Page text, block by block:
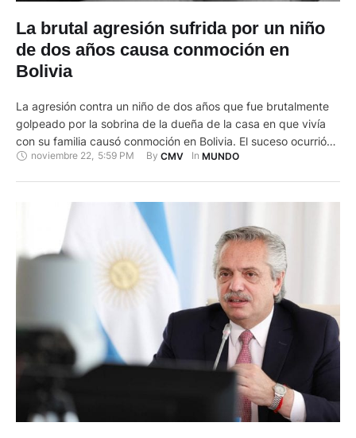
La brutal agresión sufrida por un niño
de dos años causa conmoción en
Bolivia
La agresión contra un niño de dos años que fue brutalmente
golpeado por la sobrina de la dueña de la casa en que vivía
con su familia causó conmoción en Bolivia. El suceso ocurrió
en la víspera en la ciudad de Warnes, en la región oriental de
noviembre 22, 5:59 PM By CMV In MUNDO